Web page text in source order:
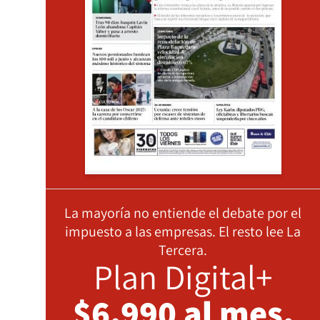
La mayoría no entiende el debate por el
impuesto a las empresas. El resto lee La
Tercera.
Plan Digital+